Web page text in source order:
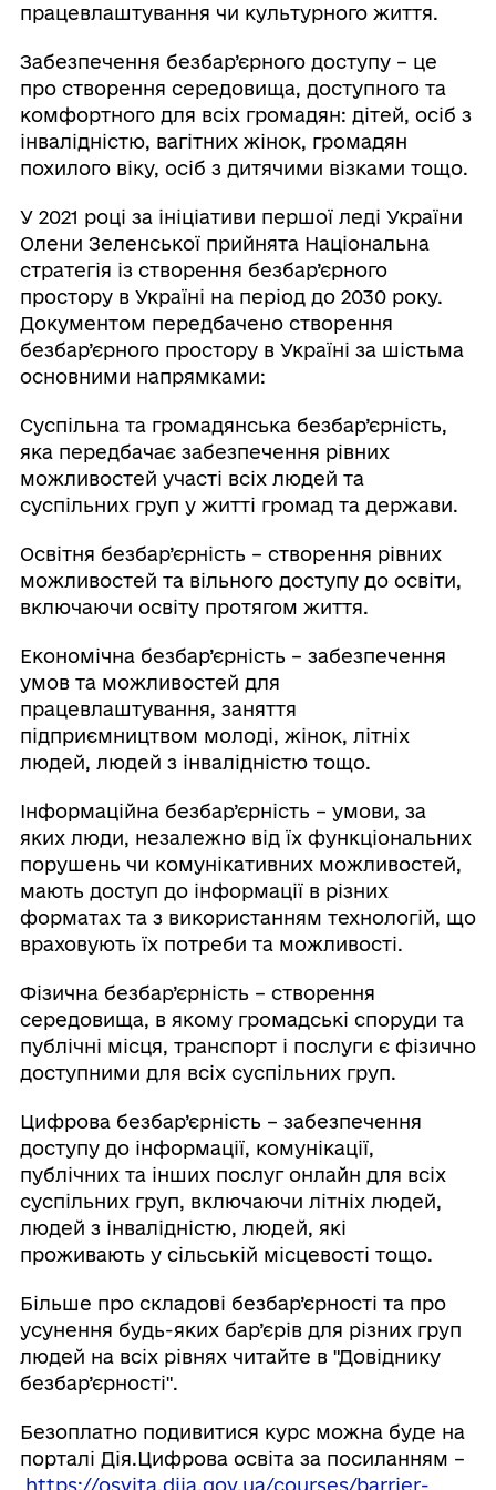
працевлаштування чи культурного життя.
Забезпечення безбар’єрного доступу – це
про створення середовища, доступного та
комфортного для всіх громадян: дітей, осіб з
інвалідністю, вагітних жінок, громадян
похилого віку, осіб з дитячими візками тощо.
У 2021 році за ініціативи першої леді України
Олени Зеленської прийнята Національна
стратегія із створення безбар’єрного
простору в Україні на період до 2030 року.
Документом передбачено створення
безбар’єрного простору в Україні за шістьма
основними напрямками:
Суспільна та громадянська безбар’єрність,
яка передбачає забезпечення рівних
можливостей участі всіх людей та
суспільних груп у житті громад та держави.
Освітня безбар’єрність – створення рівних
можливостей та вільного доступу до освіти,
включаючи освіту протягом життя.
Економічна безбар’єрність – забезпечення
умов та можливостей для
працевлаштування, заняття
підприємництвом молоді, жінок, літніх
людей, людей з інвалідністю тощо.
Інформаційна безбар’єрність – умови, за
яких люди, незалежно від їх функціональних
порушень чи комунікативних можливостей,
мають доступ до інформації в різних
форматах та з використанням технологій, що
враховують їх потреби та можливості.
Фізична безбар’єрність – створення
середовища, в якому громадські споруди та
публічні місця, транспорт і послуги є фізично
доступними для всіх суспільних груп.
Цифрова безбар’єрність – забезпечення
доступу до інформації, комунікації,
публічних та інших послуг онлайн для всіх
суспільних груп, включаючи літніх людей,
людей з інвалідністю, людей, які
проживають у сільській місцевості тощо.
Більше про складові безбар’єрності та про
усунення будь-яких бар’єрів для різних груп
людей на всіх рівнях читайте в "Довіднику
безбар’єрності".
Безоплатно подивитися курс можна буде на
порталі Дія.Цифрова освіта за посиланням –
https://osvita.diia.gov.ua/courses/barrier-